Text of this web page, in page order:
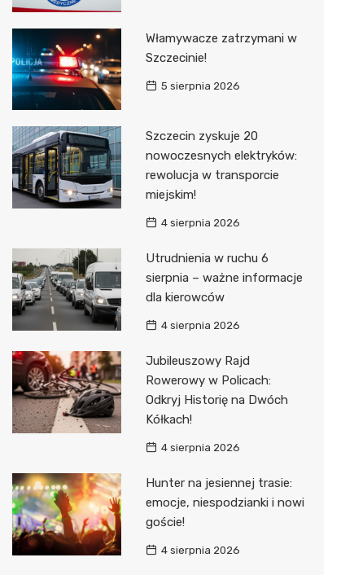
Włamywacze zatrzymani w
Szczecinie!
5 sierpnia 2026
Szczecin zyskuje 20
nowoczesnych elektryków:
rewolucja w transporcie
miejskim!
4 sierpnia 2026
Utrudnienia w ruchu 6
sierpnia – ważne informacje
dla kierowców
4 sierpnia 2026
Jubileuszowy Rajd
Rowerowy w Policach:
Odkryj Historię na Dwóch
Kółkach!
4 sierpnia 2026
Hunter na jesiennej trasie:
emocje, niespodzianki i nowi
goście!
4 sierpnia 2026